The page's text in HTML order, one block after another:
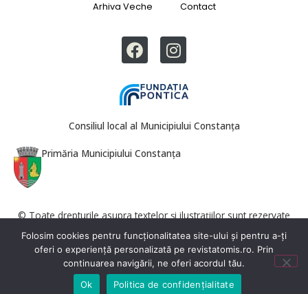
Arhiva Veche Contact
Consiliul local al Municipiului Constanța
Primăria Municipiului Constanța
© Toate drepturile asupra textelor și ilustrațiilor sunt rezervate
acordul redacției.
Folosim cookies pentru funcționalitatea site-ului și pentru a-ți
oferi o experiență personalizată pe revistatomis.ro. Prin
continuarea navigării, ne oferi acordul tău.
Ok
Politica de confidențialitate